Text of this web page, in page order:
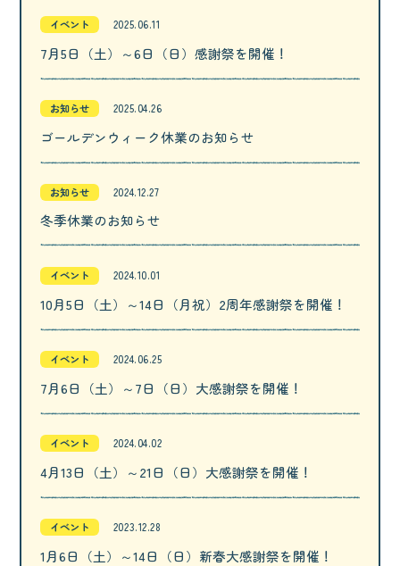
イベント 2025.06.11
7月5日（土）～6日（日）感謝祭を開催！
お知らせ 2025.04.26
ゴールデンウィーク休業のお知らせ
お知らせ 2024.12.27
冬季休業のお知らせ
イベント 2024.10.01
10月5日（土）～14日（月祝）2周年感謝祭を開催！
イベント 2024.06.25
7月6日（土）～7日（日）大感謝祭を開催！
イベント 2024.04.02
4月13日（土）～21日（日）大感謝祭を開催！
イベント 2023.12.28
1月6日（土）～14日（日）新春大感謝祭を開催！